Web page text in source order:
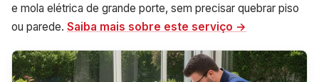
e mola elétrica de grande porte, sem precisar quebrar piso
ou parede. Saiba mais sobre este serviço →